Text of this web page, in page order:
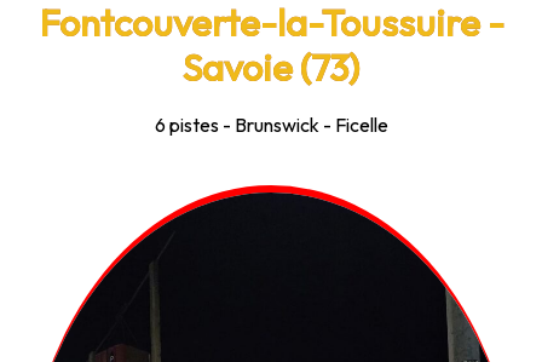
Fontcouverte-la-Toussuire -
Savoie (73)
6 pistes - Brunswick - Ficelle